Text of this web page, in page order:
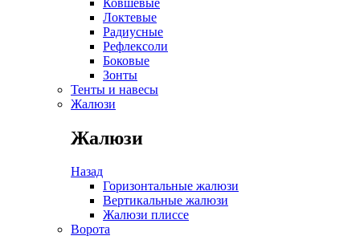
Локтевые
Радиусные
Рефлексоли
Боковые
Зонты
Тенты и навесы
Жалюзи
Жалюзи
Назад
Горизонтальные жалюзи
Вертикальные жалюзи
Жалюзи плиссе
Ворота